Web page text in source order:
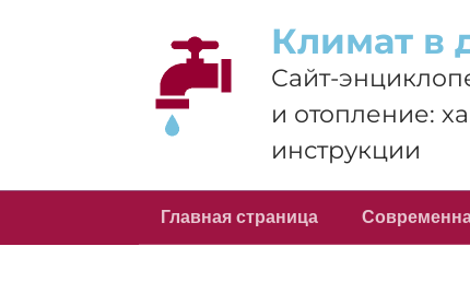
Климат в
Сайт-
и отопление:
инструкции
Главная страница